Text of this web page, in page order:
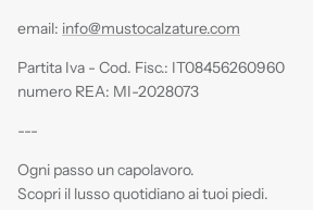
email: info@mustocalzature.com
Partita Iva - Cod. Fisc.: IT08456260960
numero REA: MI-2028073
---
Ogni passo un capolavoro.
Scopri il lusso quotidiano ai tuoi piedi.